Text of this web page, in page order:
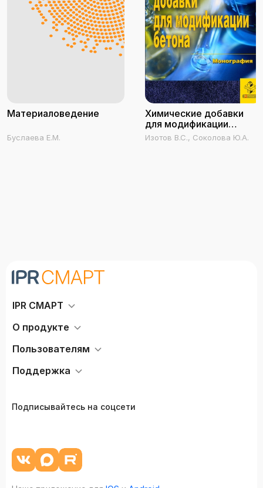
Материаловедение
Буслаева Е.М.
Химические добавки
для модификации
бетона
Изотов В.С., Соколова Ю.А.
IPR СМАРТ
О продукте
Пользователям
Поддержка
Подписывайтесь на соцсети